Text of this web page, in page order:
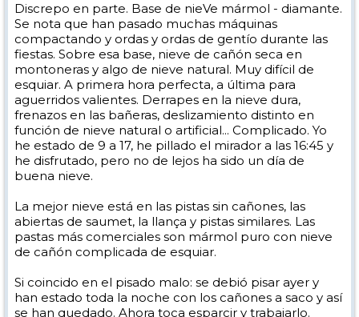
Discrepo en parte. Base de nieVe mármol - diamante.
Se nota que han pasado muchas máquinas
compactando y ordas y ordas de gentío durante las
fiestas. Sobre esa base, nieve de cañón seca en
montoneras y algo de nieve natural. Muy difícil de
esquiar. A primera hora perfecta, a última para
aguerridos valientes. Derrapes en la nieve dura,
frenazos en las bañeras, deslizamiento distinto en
función de nieve natural o artificial... Complicado. Yo
he estado de 9 a 17, he pillado el mirador a las 16:45 y
he disfrutado, pero no de lejos ha sido un día de
buena nieve.
La mejor nieve está en las pistas sin cañones, las
abiertas de saumet, la llança y pistas similares. Las
pastas más comerciales son mármol puro con nieve
de cañón complicada de esquiar.
Si coincido en el pisado malo: se debió pisar ayer y
han estado toda la noche con los cañones a saco y así
se han quedado. Ahora toca esparcir y trabajarlo.